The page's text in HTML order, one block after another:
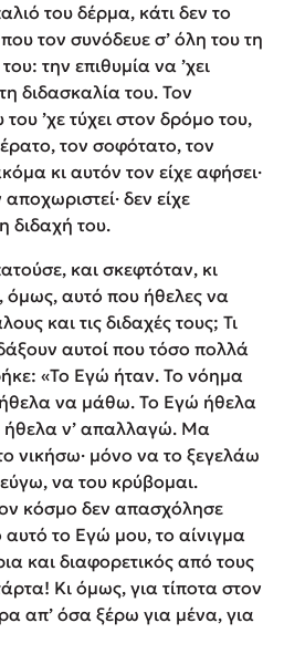
του δέρμα, κάτι δεν το
τον συνόδευε σ’ όλη του τη
την επιθυμία να ’χει
διδασκαλία του. Τον
’χε τύχει στον δρόμο του,
τον σοφότατο, τον
κι αυτόν τον είχε αφήσει·
δεν είχε
διδαχή του.
και σκεφτόταν, κι
όμως, αυτό που ήθελες να
και τις διδαχές τους; Τι
αυτοί που τόσο πολλά
«Το Εγώ ήταν. Το νόημα
να μάθω. Το Εγώ ήθελα
ήθελα ν’ απαλλαγώ. Μα
νικήσω· μόνο να το ξεγελάω
να του κρύβομαι.
κόσμο δεν απασχόλησε
το Εγώ μου, το αίνιγμα
και διαφορετικός από τους
Κι όμως, για τίποτα στον
απ’ όσα ξέρω για μένα, για